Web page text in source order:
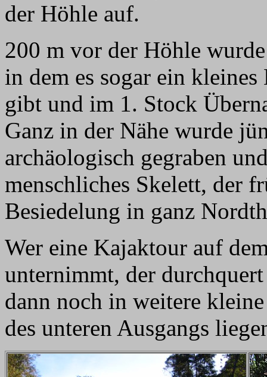
der Höhle auf.
200 m vor der Höhle
in dem es sogar ein
gibt und im 1. Stock
Ganz in der Nähe wurde
archäologisch gegraben
menschliches Skelett, der
Besiedelung in ganz
Wer eine Kajaktour auf
unternimmt, der
dann noch in weitere
des unteren Ausgangs